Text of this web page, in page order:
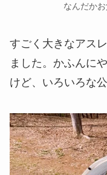
なんだか
すごく大きなアス
ました。かふんに
けど、いろいろな